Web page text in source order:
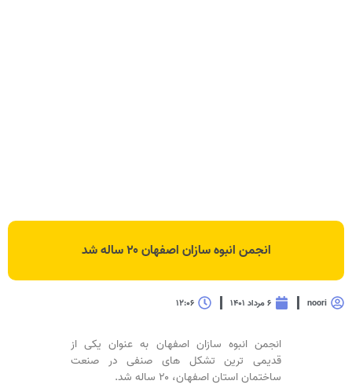
انجمن انبوه سازان اصفهان ۲۰ ساله شد
noori ۶ مرداد ۱۴۰۱ ۱۲:۰۶
انجمن انبوه سازان اصفهان به عنوان یکی از
قدیمی ترین تشکل های صنفی در صنعت
ساختمان استان اصفهان، ۲۰ ساله شد.